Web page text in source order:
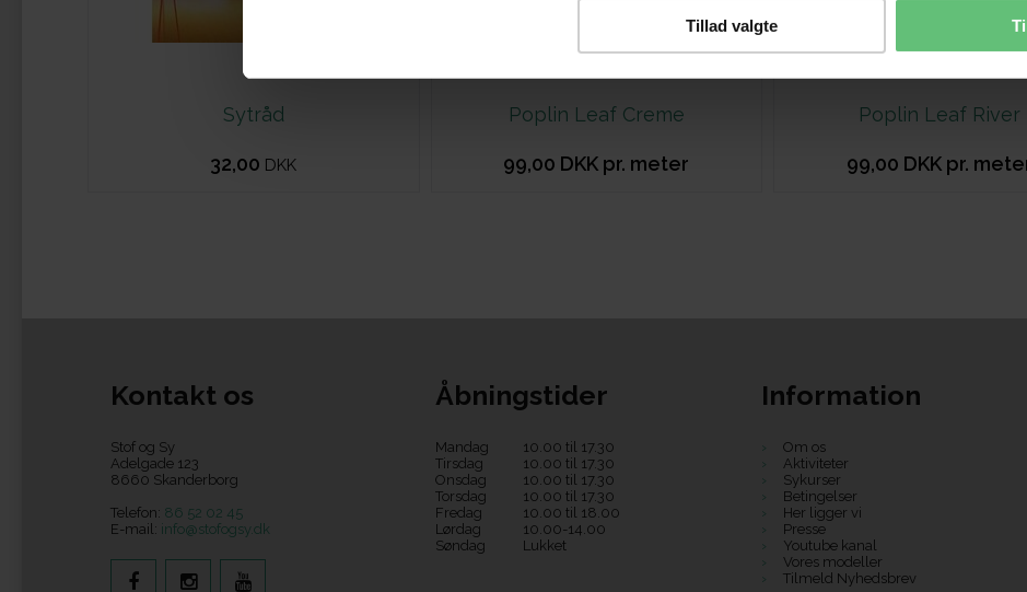
Tillad valgte
Sytråd
32,00 DKK
Poplin Leaf Creme
99,00 DKK pr. meter
Poplin Leaf River
99,00 DKK pr.
Kontakt os
Stof og Sy
Adelgade 123
8660 Skanderborg
Telefon: 86 52 02 45
E-mail: info@stofogsy.dk
Åbningstider
Mandag
10.00 til 17.30
Tirsdag
10.00 til 17.30
Onsdag
10.00 til 17.30
Torsdag
10.00 til 17.30
Fredag
10.00 til 18.00
Lørdag
10.00-14.00
Søndag
Lukket
Information
Om os
Aktiviteter
Sykurser
Betingelser
Her ligger vi
Presse
Youtube kanal
Vores modeller
Tilmeld Nyhedsbrev